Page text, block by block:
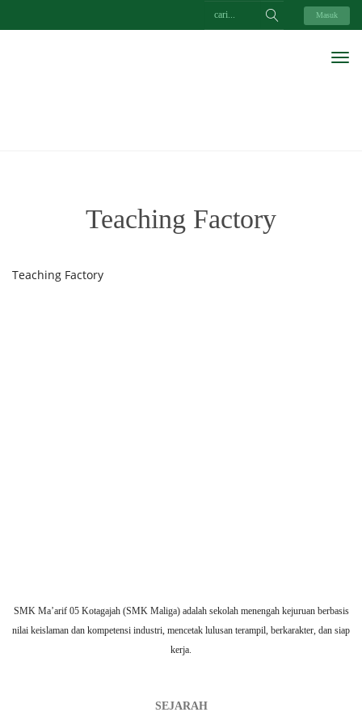
Masuk
Teaching Factory
Teaching Factory
SMK Ma’arif 05 Kotagajah (SMK Maliga) adalah sekolah menengah kejuruan berbasis
nilai keislaman dan kompetensi industri, mencetak lulusan terampil, berkarakter, dan siap
kerja.
SEJARAH